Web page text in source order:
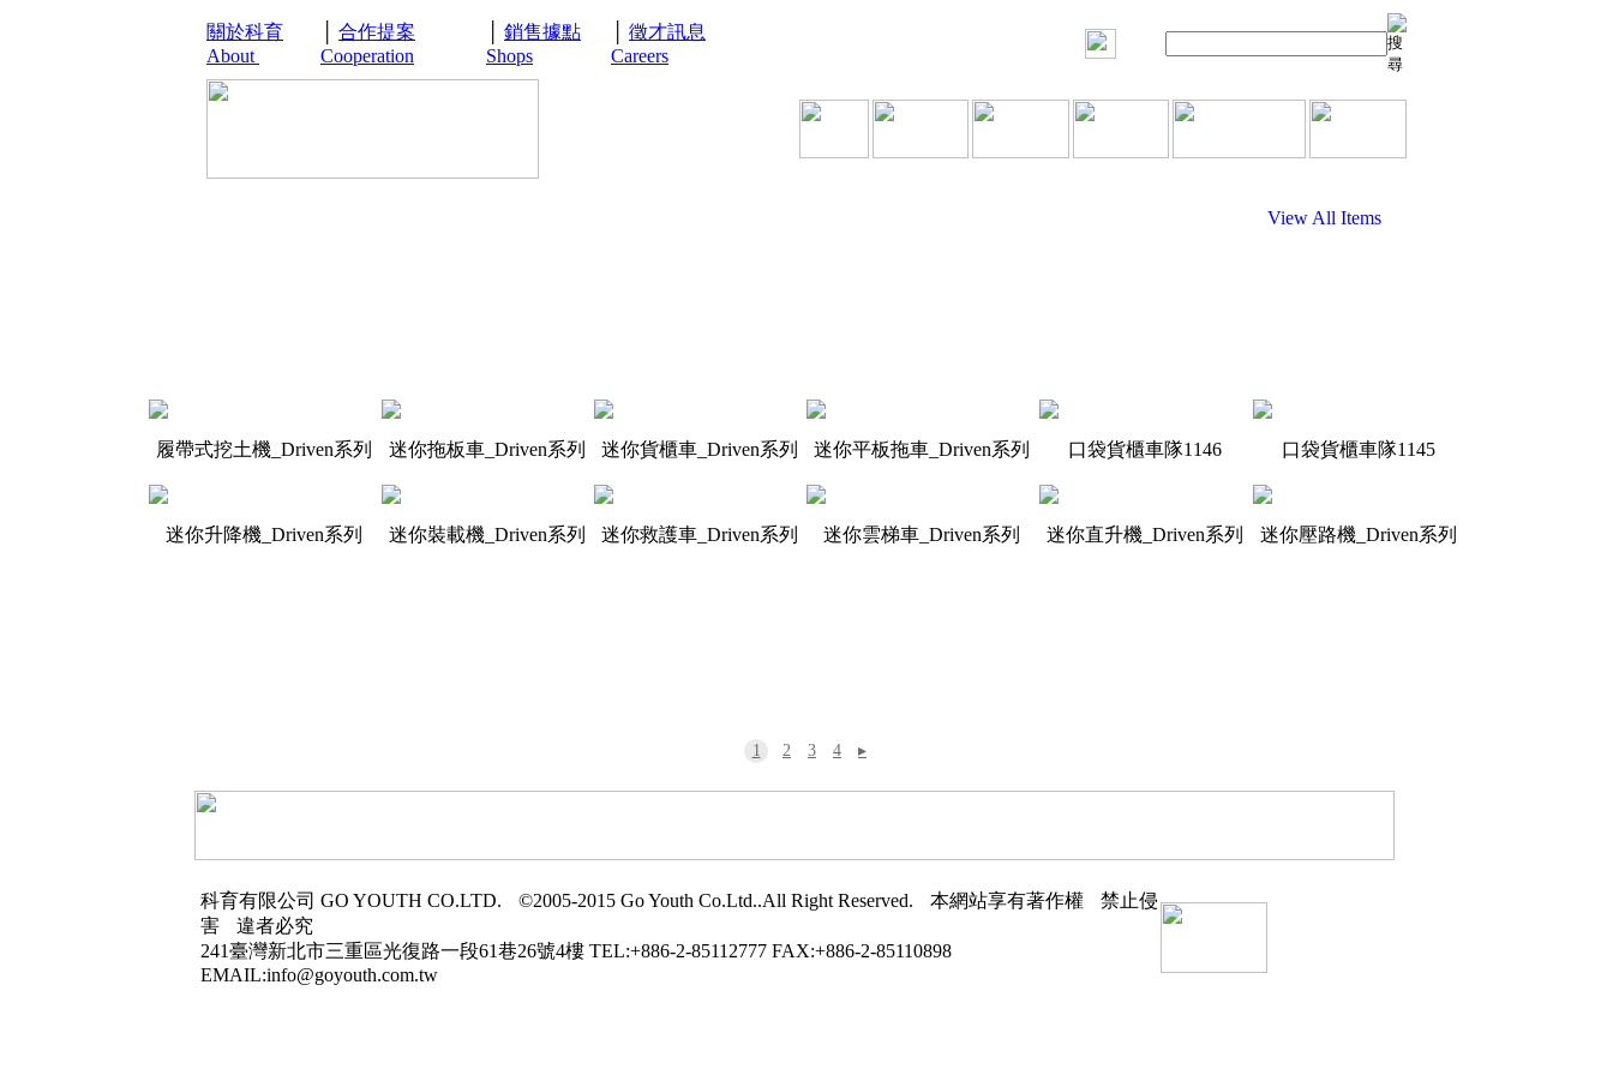
關於科育
About
合作提案
Cooperation
銷售據點
Shops
徵才訊息
Careers
View All Items
履帶式挖土機_Driven系列 迷你拖板車_Driven系列 迷你貨櫃車_Driven系列 迷你平板拖車_Driven系列 口袋貨櫃車隊1146 口袋貨櫃車隊1145
迷你升降機_Driven系列 迷你裝載機_Driven系列 迷你救護車_Driven系列 迷你雲梯車_Driven系列 迷你直升機_Driven系列 迷你壓路機_Driven系列
1 2 3 4 ▸
科育有限公司 GO YOUTH CO.LTD. ©2005-2015 Go Youth Co.Ltd..All Right Reserved. 本網站享有著作權
禁止侵
害
違者必究
241臺灣新北市三重區光復路一段61巷26號4樓 TEL:+886-2-85112777 FAX:+886-2-85110898
EMAIL:info@goyouth.com.tw